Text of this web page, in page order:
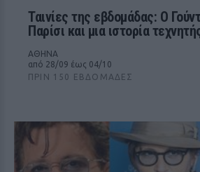
Ταινίες της εβδομάδας: Ο
Παρίσι και μια ιστορία
ΑΘΗΝΑ
από 28/09 έως 04/10
ΠΡΙΝ 150 ΕΒΔΟΜΆΔΕΣ